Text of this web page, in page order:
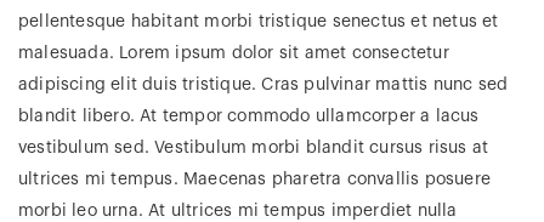
pellentesque habitant morbi tristique senectus et netus et
malesuada. Lorem ipsum dolor sit amet consectetur
adipiscing elit duis tristique. Cras pulvinar mattis nunc sed
blandit libero. At tempor commodo ullamcorper a lacus
vestibulum sed. Vestibulum morbi blandit cursus risus at
ultrices mi tempus. Maecenas pharetra convallis posuere
morbi leo urna. At ultrices mi tempus imperdiet nulla